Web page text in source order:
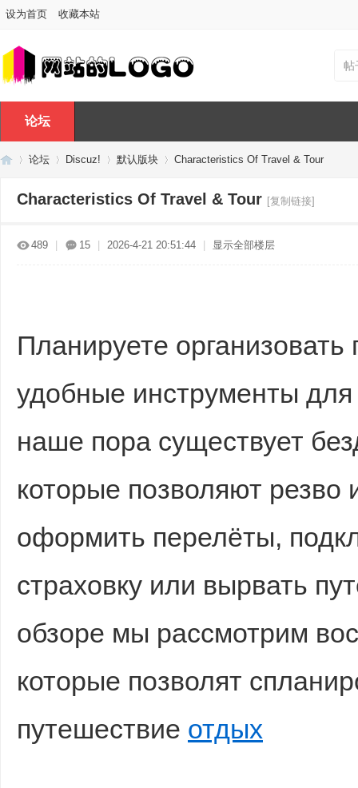
设为首页 收藏本站
帖
论坛
论坛 Discuz! 默认版块 Characteristics Of Travel & Tour
Characteristics Of Travel & Tour [复制链接]
489 15 2026-4-21 20:51:44 显示全部楼层
Планируете организовать
удобные инструменты для
наше пора существует
которые позволяют резво
оформить перелёты,
страховку или вырвать
обзоре мы рассмотрим
которые позволят
путешествие отдых